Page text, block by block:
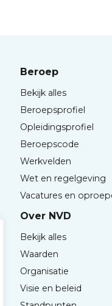
Beroep
Bekijk alles
Beroepsprofiel
Opleidingsprofiel
Beroepscode
Werkvelden
Wet en regelgeving
Vacatures en
Over NVD
Bekijk alles
Waarden
Organisatie
Visie en beleid